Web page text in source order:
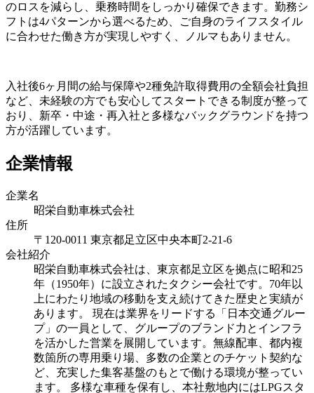
のロスを減らし、乗務時間をしっかり確保できます。勤務シ
フトは4パターンから選べるため、ご自身のライフスタイル
に合わせた働き方が実現しやすく、ノルマもありません。
入社後6ヶ月間の給与保障や2種免許取得費用の全額会社負担
など、未経験の方でも安心してスタートできる制度が整って
おり、新卒・中途・再入社と多様なバックグラウンドを持つ
方が活躍しています。
企業情報
企業名
昭栄自動車株式会社
住所
〒120-0011 東京都足立区中央本町2-21-6
会社紹介
昭栄自動車株式会社は、東京都足立区を拠点に昭和25
年（1950年）に設立されたタクシー会社です。70年以
上にわたり地域の移動を支え続けてきた歴史と実績が
あります。 現在は業界をリードする「日本交通グルー
プ」の一員として、グループのブランド力とインフラ
を活かした営業を展開しています。無線配車、都内複
数箇所の専用乗り場、多数の企業とのチケット契約な
ど、充実した集客基盤のもとで働ける環境が整ってい
ます。 多様な車種を保有し、本社敷地内にはLPGスタ